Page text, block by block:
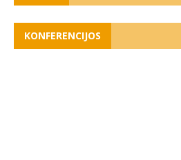
KONFERENCIJOS